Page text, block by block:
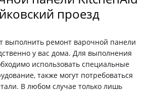
проезд
выполнить ремонт варочной панели
у вас дома. Для выполнения
использовать специальные
также могут потребоваться
В любом случае только лишь